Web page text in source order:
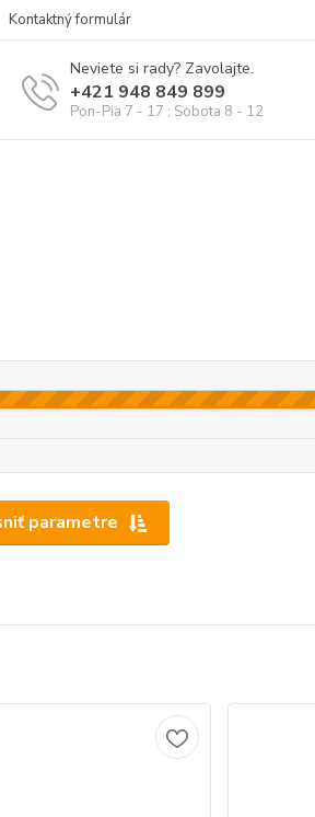
Kontaktný formulár
Neviete si rady? Zavolajte.
+421 948 849 899
Pon-Pia 7 - 17 ; Sobota 8 - 12
parametre